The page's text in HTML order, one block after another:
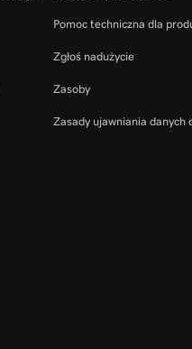
Pomoc techniczna dla
Zgłoś nadużycie
Zasoby
Zasady ujawniania